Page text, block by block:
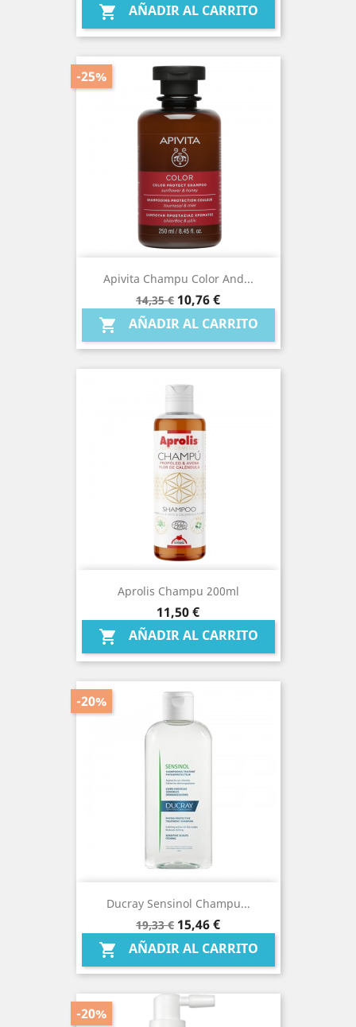
 AÑADIR AL CARRITO
Apivita Champu Color And...
Precio
base
14,35 €
-25%
Precio
10,76 €
 AÑADIR AL CARRITO
Aprolis Champu 200ml
Precio
11,50 €
 AÑADIR AL CARRITO
Ducray Sensinol Champu...
Precio
base
19,33 €
-20%
Precio
15,46 €
 AÑADIR AL CARRITO
-20%